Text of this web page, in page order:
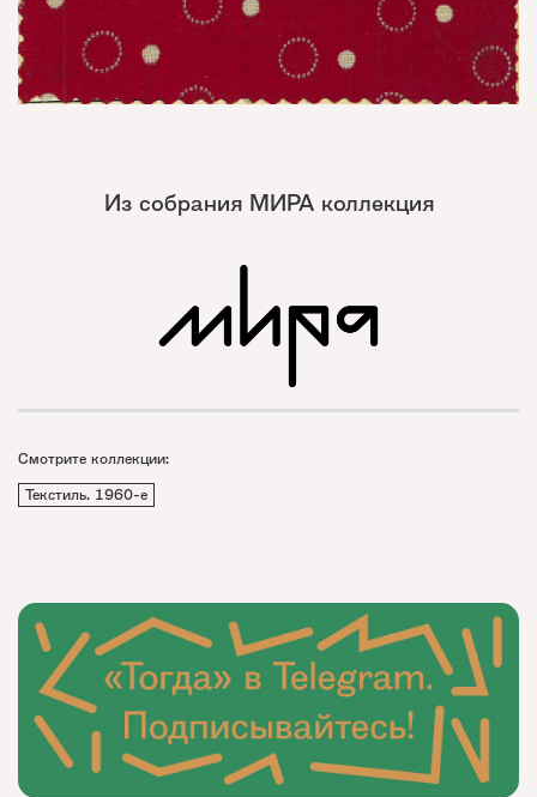
Из собрания МИРА коллекция
Смотрите коллекции:
Текстиль. 1960-е